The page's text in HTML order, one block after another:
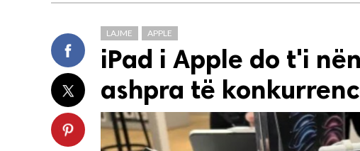
LAJME APPLE
iPad i Apple do t'i
ashpra të